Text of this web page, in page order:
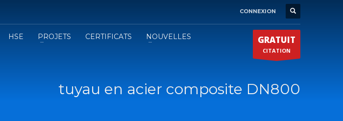
CONNEXION
HSE PROJETS CERTIFICATS
NOUVELLES
GRATUIT
CITATION
tuyau en acier composite DN800